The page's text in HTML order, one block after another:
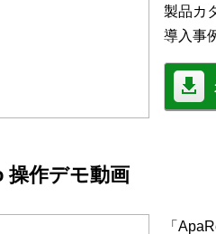
製品カ
導入事
操作デモ動画
「